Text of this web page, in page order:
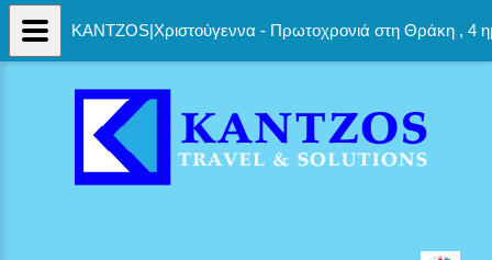
KANTZOS|Χριστούγεννα - Πρωτοχρονιά στη Θράκη , 4